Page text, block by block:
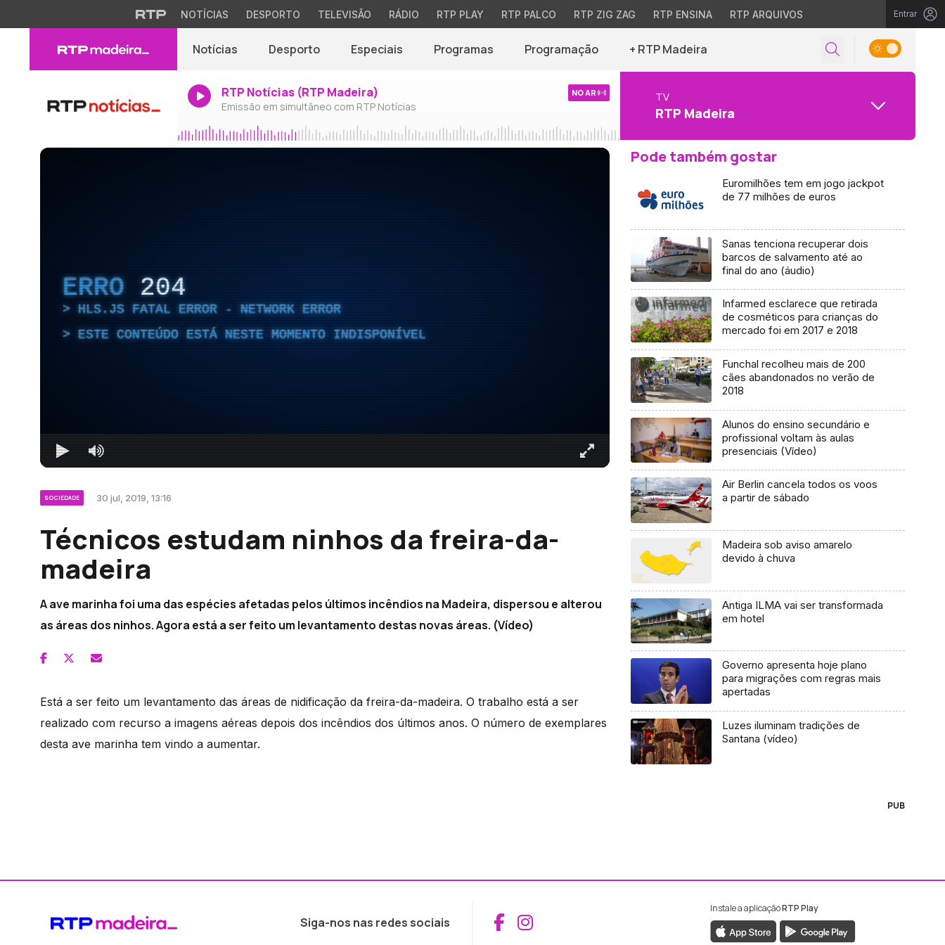
NOTÍCIAS DESPORTO TELEVISÃO RÁDIO RTP PLAY RTP PALCO RTP ZIG ZAG RTP ENSINA RTP ARQUIVOS Entrar
Notícias Desporto Especiais Programas Programação + RTP Madeira
RTP Notícias (RTP Madeira)
Emissão em simultâneo com RTP Notícias
NO AR TV
RTP Madeira
ERRO 204
HLS.JS FATAL ERROR - NETWORK ERROR
ESTE CONTEÚDO ESTÁ NESTE MOMENTO INDISPONÍVEL
SOCIEDADE 30 jul, 2019, 13:16
Técnicos estudam ninhos da freira-da-
madeira
A ave marinha foi uma das espécies afetadas pelos últimos incêndios na Madeira, dispersou e alterou
as áreas dos ninhos. Agora está a ser feito um levantamento destas novas áreas. (Vídeo)
Está a ser feito um levantamento das áreas de nidificação da freira-da-madeira. O trabalho está a ser
realizado com recurso a imagens aéreas depois dos incêndios dos últimos anos. O número de exemplares
desta ave marinha tem vindo a aumentar.
Pode também gostar
Euromilhões tem em jogo jackpot
de 77 milhões de euros
Sanas tenciona recuperar dois
barcos de salvamento até ao
final do ano (áudio)
Infarmed esclarece que retirada
de cosméticos para crianças do
mercado foi em 2017 e 2018
Funchal recolheu mais de 200
cães abandonados no verão de
2018
Alunos do ensino secundário e
profissional voltam às aulas
presenciais (Vídeo)
Air Berlin cancela todos os voos
a partir de sábado
Madeira sob aviso amarelo
devido à chuva
Antiga ILMA vai ser transformada
em hotel
Governo apresenta hoje plano
para migrações com regras mais
apertadas
Luzes iluminam tradições de
Santana (vídeo)
PUB
Siga-nos nas redes sociais Aceder ao Facebook da RTP Madeira
Aceder ao Instagram da RTP Madeira
Instale a aplicaçãoRTP Play